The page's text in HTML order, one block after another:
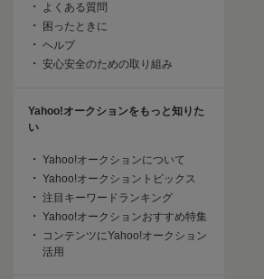
よくある質問
困ったときに
ヘルプ
安心安全のための取り組み
Yahoo!オークションをもっと知りた
い
Yahoo!オークションについて
Yahoo!オークショントピックス
注目キーワードランキング
Yahoo!オークションおすすめ特集
コンテンツにYahoo!オークション
活用